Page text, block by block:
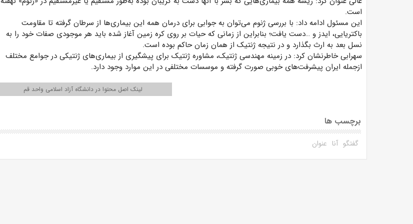
است.
این مسئول ادامه داد: با بررسی ژنوم می‌توان به جوابی برای درمان همه این بیماری‌ها از سرطان گرفته تا مقاومت
باکتریایی، ایدز و …دست یافت؛ بنابراین از زمانی که حیات بر روی کره زمین آغاز شده باید هر موجودی صفات خود را به
نسل بعد به ارث بگذارد و در نتیجه ژنتیک از همان زمان حاکم بوده است.
سهرابی خاطرنشان کرد: در زمینه مهندسی ژنتیک، مشاوره ژنتیک برای پیشگیری از بیماری‌های ژنتیکی در جوامع مختلف
ازجمله ایران پیشرفت‌های خوبی صورت گرفته و موسسات مختلفی در این موارد وجود دارد.
لینک اصل محتوا در دانشگاه آزاد اسلامی واحد قم
برچسب ها
گفتگو آنا عنوان